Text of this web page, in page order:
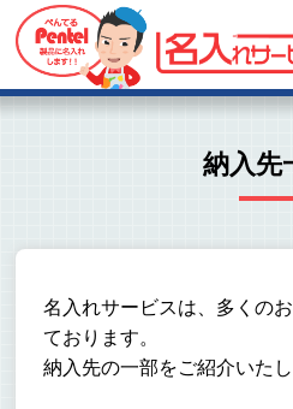
納入先
名入れサービスは、多くの
ております。
納入先の一部をご紹介いたし